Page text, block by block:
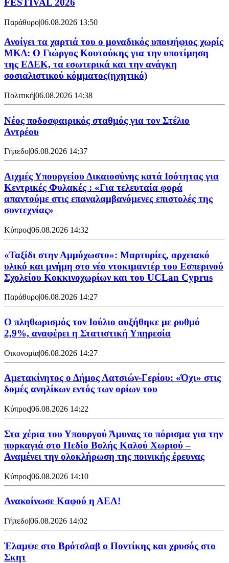
FESTIVAL 2026
Παράθυρο|06.08.2026 13:50
Ανοίγει τα χαρτιά του ο μοναδικός υποψήφιος χωρίς
ΜΚΔ: Ο Γιώργος Κουτούκης για την υποτίμηση
της ΕΔΕΚ, τα εσωτερικά και την ανάγκη
σοσιαλιστικού κόμματος(ηχητικό)
Πολιτική|06.08.2026 14:38
Νέος ποδοσφαιρικός σταθμός για τον Στέλιο
Αντρέου
Γήπεδο|06.08.2026 14:37
Αιχμές Υπουργείου Δικαιοσύνης κατά Ισότητας για
Κεντρικές Φυλακές : «Για τελευταία φορά
απαντούμε στις επαναλαμβανόμενες επιστολές της
συντεχνίας»
Κύπρος|06.08.2026 14:32
«Ταξίδι στην Αμμόχωστο»: Μαρτυρίες, αρχειακό
υλικό και μνήμη στο νέο ντοκιμαντέρ του Εσπερινού
Σχολείου Κοκκινοχωρίων και του UCLan Cyprus
Παράθυρο|06.08.2026 14:27
Ο πληθωρισμός τον Ιούλιο αυξήθηκε με ρυθμό
2,9%, αναφέρει η Στατιστική Υπηρεσία
Οικονομία|06.08.2026 14:27
Αμετακίνητος ο Δήμος Λατσιών-Γερίου: «Όχι» στις
δομές ανηλίκων εντός των ορίων του
Κύπρος|06.08.2026 14:22
Στα χέρια του Υπουργού Άμυνας το πόρισμα για την
πυρκαγιά στο Πεδίο Βολής Καλού Χωριού –
Αναμένει την ολοκλήρωση της ποινικής έρευνας
Κύπρος|06.08.2026 14:10
Ανακοίνωσε Καφού η ΑΕΛ!
Γήπεδο|06.08.2026 14:02
Έλαμψε στο Βρότσλαβ ο Ποντίκης και χρυσός στο
Σκητ